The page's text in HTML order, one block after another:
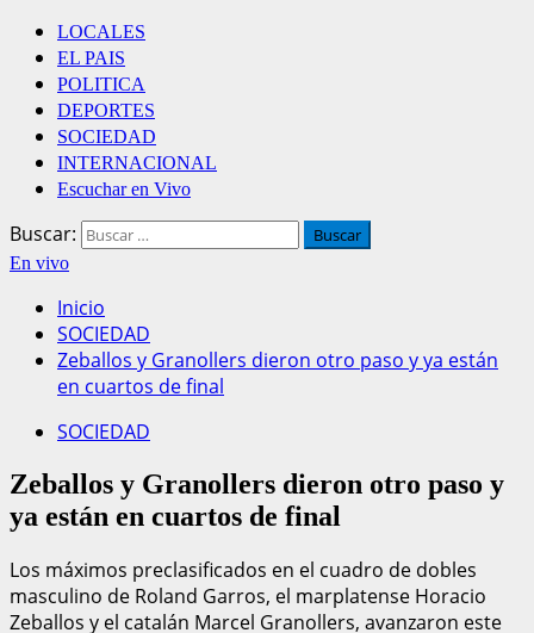
LOCALES
EL PAIS
POLITICA
DEPORTES
SOCIEDAD
INTERNACIONAL
Escuchar en Vivo
Buscar:
En vivo
Inicio
SOCIEDAD
Zeballos y Granollers dieron otro paso y ya están
en cuartos de final
SOCIEDAD
Zeballos y Granollers dieron otro paso y
ya están en cuartos de final
Los máximos preclasificados en el cuadro de dobles
masculino de Roland Garros, el marplatense Horacio
Zeballos y el catalán Marcel Granollers, avanzaron este